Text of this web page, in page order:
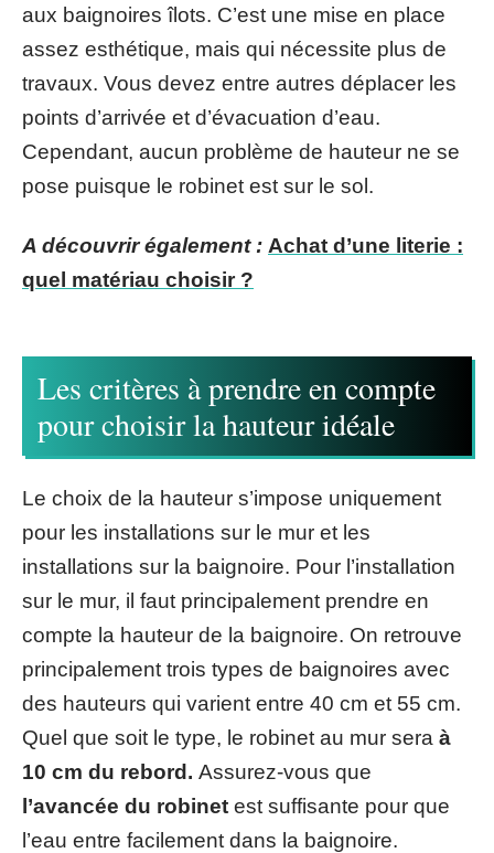
aux baignoires îlots. C’est une mise en place
assez esthétique, mais qui nécessite plus de
travaux. Vous devez entre autres déplacer les
points d’arrivée et d’évacuation d’eau.
Cependant, aucun problème de hauteur ne se
pose puisque le robinet est sur le sol.
A découvrir également : Achat d’une literie :
quel matériau choisir ?
Les critères à prendre en compte
pour choisir la hauteur idéale
Le choix de la hauteur s’impose uniquement
pour les installations sur le mur et les
installations sur la baignoire. Pour l’installation
sur le mur, il faut principalement prendre en
compte la hauteur de la baignoire. On retrouve
principalement trois types de baignoires avec
des hauteurs qui varient entre 40 cm et 55 cm.
Quel que soit le type, le robinet au mur sera à
10 cm du rebord. Assurez-vous que
l’avancée du robinet est suffisante pour que
l’eau entre facilement dans la baignoire.